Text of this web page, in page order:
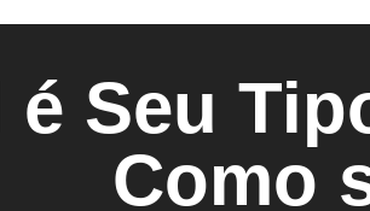
é Seu
Como